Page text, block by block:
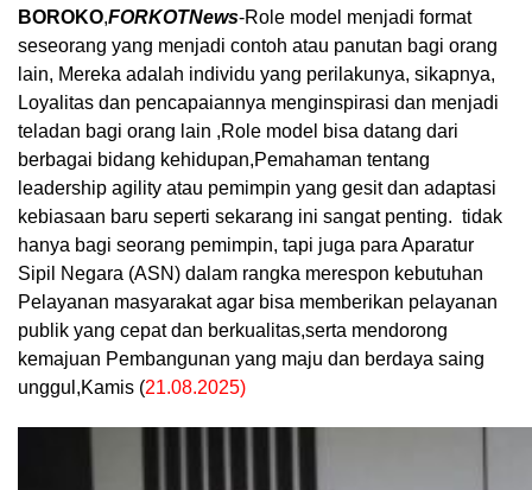
BOROKO,FORKOTNews-Role model menjadi format
seseorang yang menjadi contoh atau panutan bagi orang
lain, Mereka adalah individu yang perilakunya, sikapnya,
Loyalitas dan pencapaiannya menginspirasi dan menjadi
teladan bagi orang lain ,Role model bisa datang dari
berbagai bidang kehidupan,Pemahaman tentang
leadership agility atau pemimpin yang gesit dan adaptasi
kebiasaan baru seperti sekarang ini sangat penting. tidak
hanya bagi seorang pemimpin, tapi juga para Aparatur
Sipil Negara (ASN) dalam rangka merespon kebutuhan
Pelayanan masyarakat agar bisa memberikan pelayanan
publik yang cepat dan berkualitas,serta mendorong
kemajuan Pembangunan yang maju dan berdaya saing
unggul,Kamis (21.08.2025)